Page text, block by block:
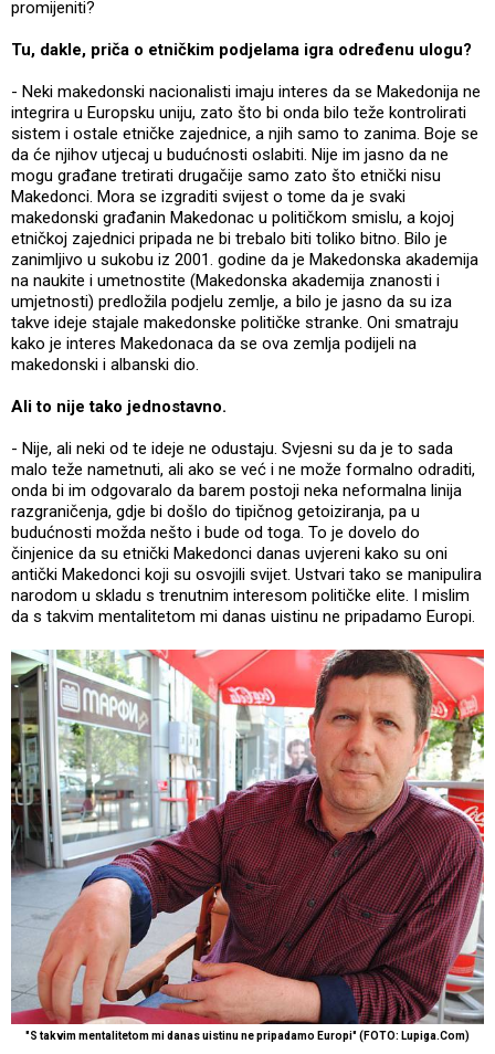
promijeniti?
Tu, dakle, priča o etničkim podjelama igra određenu ulogu?
- Neki makedonski nacionalisti imaju interes da se Makedonija ne
integrira u Europsku uniju, zato što bi onda bilo teže kontrolirati
sistem i ostale etničke zajednice, a njih samo to zanima. Boje se
da će njihov utjecaj u budućnosti oslabiti. Nije im jasno da ne
mogu građane tretirati drugačije samo zato što etnički nisu
Makedonci. Mora se izgraditi svijest o tome da je svaki
makedonski građanin Makedonac u političkom smislu, a kojoj
etničkoj zajednici pripada ne bi trebalo biti toliko bitno. Bilo je
zanimljivo u sukobu iz 2001. godine da je Makedonska akademija
na naukite i umetnostite (Makedonska akademija znanosti i
umjetnosti) predložila podjelu zemlje, a bilo je jasno da su iza
takve ideje stajale makedonske političke stranke. Oni smatraju
kako je interes Makedonaca da se ova zemlja podijeli na
makedonski i albanski dio.
Ali to nije tako jednostavno.
- Nije, ali neki od te ideje ne odustaju. Svjesni su da je to sada
malo teže nametnuti, ali ako se već i ne može formalno odraditi,
onda bi im odgovaralo da barem postoji neka neformalna linija
razgraničenja, gdje bi došlo do tipičnog getoiziranja, pa u
budućnosti možda nešto i bude od toga. To je dovelo do
činjenice da su etnički Makedonci danas uvjereni kako su oni
antički Makedonci koji su osvojili svijet. Ustvari tako se manipulira
narodom u skladu s trenutnim interesom političke elite. I mislim
da s takvim mentalitetom mi danas uistinu ne pripadamo Europi.
"S takvim mentalitetom mi danas uistinu ne pripadamo Europi" (FOTO: Lupiga.Com)